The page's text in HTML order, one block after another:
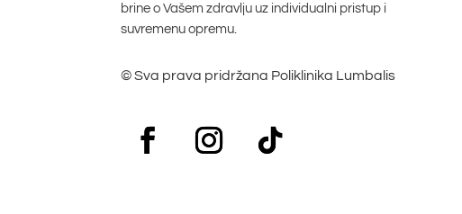
brine o Vašem zdravlju uz individualni pristup i
suvremenu opremu.
© Sva prava pridržana Poliklinika Lumbalis